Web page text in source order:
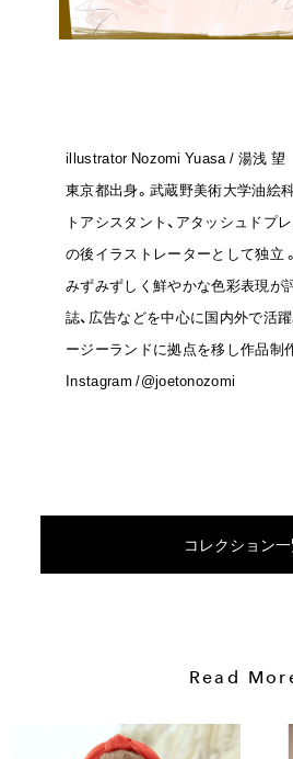
illustrator Nozomi Yuasa / 湯浅 望
東京都出身。武蔵野美術大学油絵
トアシスタント、アタッシュドプ
の後イラストレーターとして独立 。
みずみずしく鮮やかな色彩表現が
誌、広告などを中心に国内外で活
ージーランドに拠点を移し作品制
Instagram /@joetonozomi
コレクション
Read